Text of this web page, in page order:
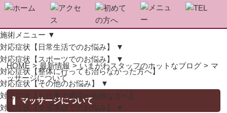
施術メニュー ▼
対応症状【日常生活でのお悩み】
▼
対応症状【スポーツでのお悩み】
▼
対応症状【整体に行っても治らなかった方へ】
対応症状【その他のお悩み】
▼
対応症状【お仕事で通院が困難な方へ】
対応症状【交通事故でのお悩み】
▼
HOME > 最新情報 > いまがわスタッフのホットなブログ > マ
ッサージについて
マッサージについて